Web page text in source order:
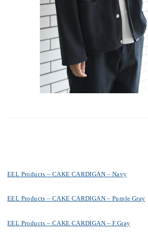
EEL Products – CAKE CARDIGAN – Navy
EEL Products – CAKE CARDIGAN – Purple Gray
EEL Products – CAKE CARDIGAN – F.Gray